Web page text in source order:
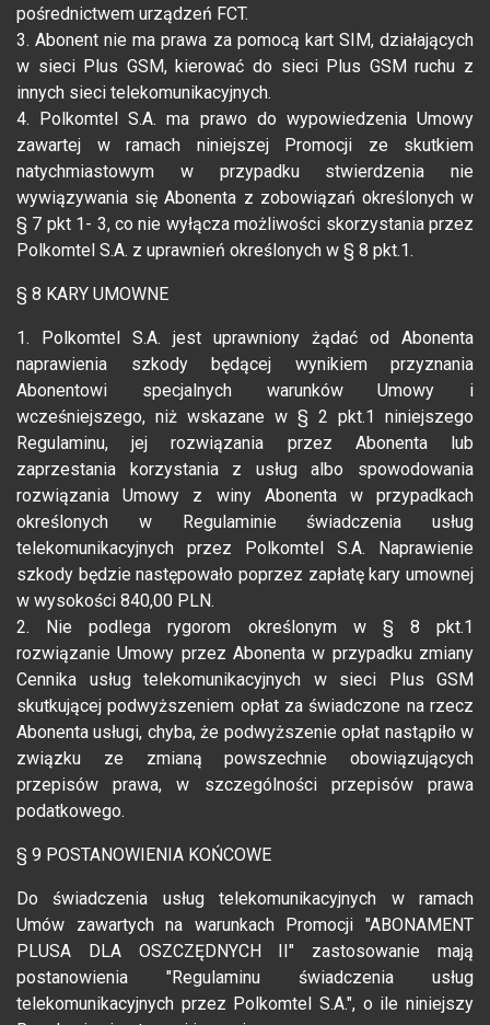
pośrednictwem urządzeń FCT.
3. Abonent nie ma prawa za pomocą kart SIM, działających
w sieci Plus GSM, kierować do sieci Plus GSM ruchu z
innych sieci telekomunikacyjnych.
4. Polkomtel S.A. ma prawo do wypowiedzenia Umowy
zawartej w ramach niniejszej Promocji ze skutkiem
natychmiastowym w przypadku stwierdzenia nie
wywiązywania się Abonenta z zobowiązań określonych w
§ 7 pkt 1- 3, co nie wyłącza możliwości skorzystania przez
Polkomtel S.A. z uprawnień określonych w § 8 pkt.1.
§ 8 KARY UMOWNE
1. Polkomtel S.A. jest uprawniony żądać od Abonenta
naprawienia szkody będącej wynikiem przyznania
Abonentowi specjalnych warunków Umowy i
wcześniejszego, niż wskazane w § 2 pkt.1 niniejszego
Regulaminu, jej rozwiązania przez Abonenta lub
zaprzestania korzystania z usług albo spowodowania
rozwiązania Umowy z winy Abonenta w przypadkach
określonych w Regulaminie świadczenia usług
telekomunikacyjnych przez Polkomtel S.A. Naprawienie
szkody będzie następowało poprzez zapłatę kary umownej
w wysokości 840,00 PLN.
2. Nie podlega rygorom określonym w § 8 pkt.1
rozwiązanie Umowy przez Abonenta w przypadku zmiany
Cennika usług telekomunikacyjnych w sieci Plus GSM
skutkującej podwyższeniem opłat za świadczone na rzecz
Abonenta usługi, chyba, że podwyższenie opłat nastąpiło w
związku ze zmianą powszechnie obowiązujących
przepisów prawa, w szczególności przepisów prawa
podatkowego.
§ 9 POSTANOWIENIA KOŃCOWE
Do świadczenia usług telekomunikacyjnych w ramach
Umów zawartych na warunkach Promocji "ABONAMENT
PLUSA DLA OSZCZĘDNYCH II" zastosowanie mają
postanowienia "Regulaminu świadczenia usług
telekomunikacyjnych przez Polkomtel S.A.", o ile niniejszy